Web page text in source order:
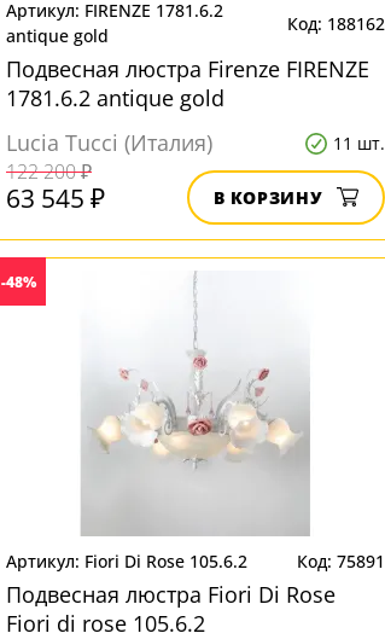
FIRENZE 1781.6.2
antique gold
188162
Подвесная люстра Firenze FIRENZE
1781.6.2 antique gold
Lucia Tucci (Италия)
11 шт.
122 200 ₽
63 545 ₽ В КОРЗИНУ
-48%
Fiori Di Rose 105.6.2 75891
Подвесная люстра Fiori Di Rose
Fiori di rose 105.6.2